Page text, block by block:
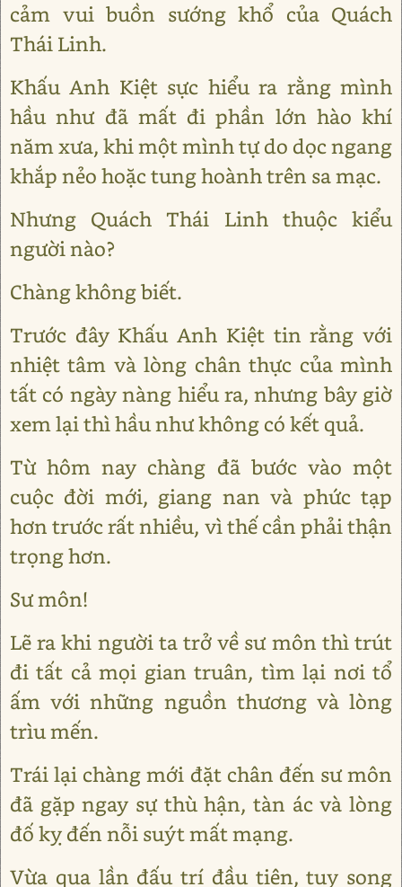
cảm vui buồn sướng khổ của Quách
Thái Linh.
Khấu Anh Kiệt sực hiểu ra rằng mình
hầu như đã mất đi phần lớn hào khí
năm xưa, khi một mình tự do dọc ngang
khắp nẻo hoặc tung hoành trên sa mạc.
Nhưng Quách Thái Linh thuộc kiểu
người nào?
Chàng không biết.
Trước đây Khấu Anh Kiệt tin rằng với
nhiệt tâm và lòng chân thực của mình
tất có ngày nàng hiểu ra, nhưng bây giờ
xem lại thì hầu như không có kết quả.
Từ hôm nay chàng đã bước vào một
cuộc đời mới, giang nan và phức tạp
hơn trước rất nhiều, vì thế cần phải thận
trọng hơn.
Sư môn!
Lẽ ra khi người ta trở về sư môn thì trút
đi tất cả mọi gian truân, tìm lại nơi tổ
ấm với những nguồn thương và lòng
trìu mến.
Trái lại chàng mới đặt chân đến sư môn
đã gặp ngay sự thù hận, tàn ác và lòng
đố kỵ đến nỗi suýt mất mạng.
Vừa qua lần đấu trí đầu tiên, tuy song